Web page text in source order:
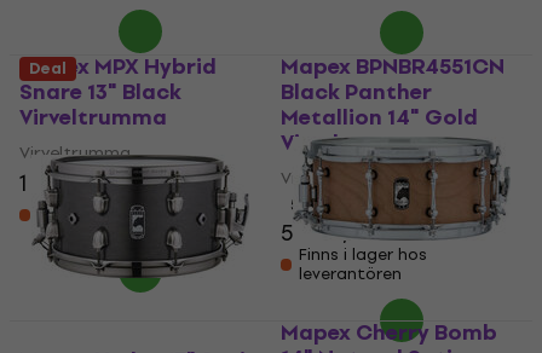
Mapex MPX Hybrid
Snare 13" Black
Virveltrumma
Virveltrumma
1 829 kr
Finns i lager hos
leverantören
Mapex BPNBR4551CN
Black Panther
Metallion 14" Gold
Virveltrumma
Virveltrumma
5/5
5 042,34 kr
Finns i lager hos
leverantören
Deal
Mapex Cherry Bomb